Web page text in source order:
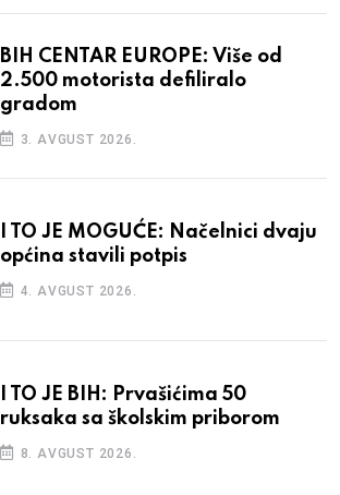
BIH CENTAR EUROPE: Više od
2.500 motorista defiliralo
gradom
3. AVGUST 2026.
I TO JE MOGUĆE: Načelnici dvaju
općina stavili potpis
4. AVGUST 2026.
I TO JE BIH: Prvašićima 50
ruksaka sa školskim priborom
8. AVGUST 2026.